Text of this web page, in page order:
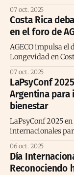
07 oct. 2025
Costa Rica
en el foro de
AGECO impulsa el
Longevidad en
07 oct. 2025
LaPsyConf
Argentina para
bienestar
LaPsyConf 2025
internacionales
06 oct. 2025
Día
Reconociendo